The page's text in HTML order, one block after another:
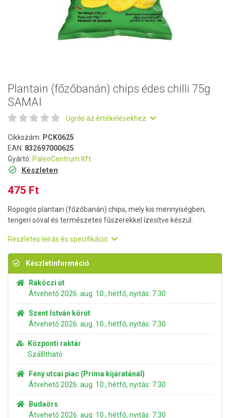
Plantain (főzőbanán) chips édes chilli 75g
SAMAI
Ugrás az értékelésekhez
Cikkszám: PCK0625
EAN: 832697000625
Gyártó: PaleoCentrum Kft.
Készleten
475 Ft
Ropogós plantain (főzőbanán) chips, mely kis mennyiségben,
tengeri sóval és természetes fűszerekkel ízesítve készül.
Részletes leírás és specifikáció
Készletinformáció
Rákóczi út
Átvehető 2026. aug. 10., hétfő, nyitás: 7:30
Szent István körút
Átvehető 2026. aug. 10., hétfő, nyitás: 7:30
Központi raktár
Szállítható
Fény utcai piac (Príma kijáratánál)
Átvehető 2026. aug. 10., hétfő, nyitás: 7:30
Budaörs
Átvehető 2026. aug. 10., hétfő, nyitás: 7:30